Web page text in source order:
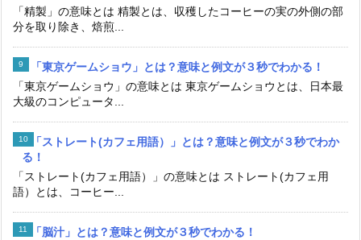
「精製」の意味とは 精製とは、収穫したコーヒーの実の外側の部
分を取り除き、焙煎...
「東京ゲームショウ」とは？意味と例文が３秒でわかる！
「東京ゲームショウ」の意味とは 東京ゲームショウとは、日本最
大級のコンピュータ...
「ストレート(カフェ用語）」とは？意味と例文が３秒でわか
る！
「ストレート(カフェ用語）」の意味とは ストレート(カフェ用
語）とは、コーヒー...
「脳汁」とは？意味と例文が３秒でわかる！